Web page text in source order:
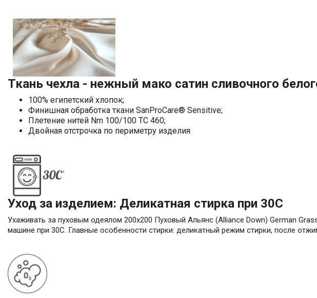
Ткань чехла - нежный мако сатин сливочного
100% египетский хлопок;
Финишная обработка ткани SanProCare® Sensitive;
Плетение нитей Nm 100/100 TC 460;
Двойная отстрочка по периметру изделия
Уход за изделием: Деликатная стирка при 30С
Ухаживать за пуховым одеялом 200х200 Пуховый Альянс (Alliance Down) German
машине при 30С. Главные особенности стирки: деликатный режим стирки, после